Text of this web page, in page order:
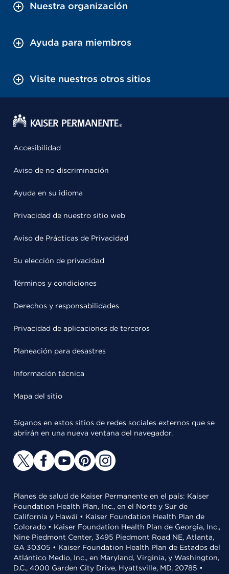
Nuestra organización
Ayuda para miembros
Visite nuestros otros sitios
Accesibilidad
Aviso de no discriminación
Ayuda en su idioma
Privacidad de nuestro sitio web
Aviso de Prácticas de Privacidad
Su elección de privacidad
Términos y condiciones
Derechos y responsabilidades
Privacidad de aplicaciones de terceros
Planeación para desastres
Información técnica
Mapa del sitio
Síganos en estos sitios de redes sociales externos que se
abrirán en una nueva ventana del navegador.
Planes de salud de Kaiser Permanente en el país: Kaiser
Foundation Health Plan, Inc., en el Norte y Sur de
California y Hawái • Kaiser Foundation Health Plan de
Colorado • Kaiser Foundation Health Plan de Georgia, Inc.,
Nine Piedmont Center, 3495 Piedmont Road NE, Atlanta,
GA 30305 • Kaiser Foundation Health Plan de Estados del
Atlántico Medio, Inc., en Maryland, Virginia, y Washington,
D.C., 4000 Garden City Drive, Hyattsville, MD, 20785 •